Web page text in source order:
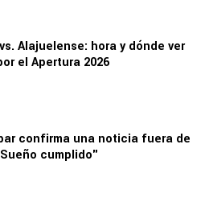
Alajuelense: hora y dónde ver
el Apertura 2026
confirma una noticia fuera de
cumplido"